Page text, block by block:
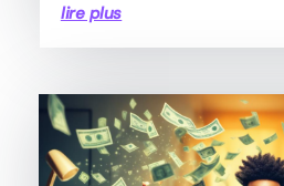
lire plus